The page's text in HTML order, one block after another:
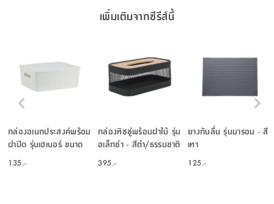
เพิ่มเติมจากซีรีส์นี้
กล่องอเนกประสงค์พร้อม
ฝาปิด รุ่นเฮเบอร์ ขนาด
135.-
กล่องทิชชู่พร้อมฝาไม้ รุ่น
อเล็กซ่า - สีดำ/ธรรมชาติ
395.-
ยางกันลื่น รุ่นมารอน - สี
เทา
125.-